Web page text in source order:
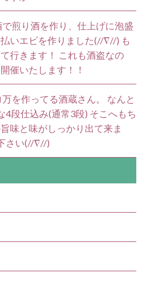
煎り酒を作り、仕上げに泡盛
いエビを作りました(//∇//) も
行きます！ これも酒盗なの
催いたします！！
を作ってる酒蔵さん。 なんと
4段仕込み(通常3段) そこへもち
味と味がしっかり出て来ま
さい(//∇//)